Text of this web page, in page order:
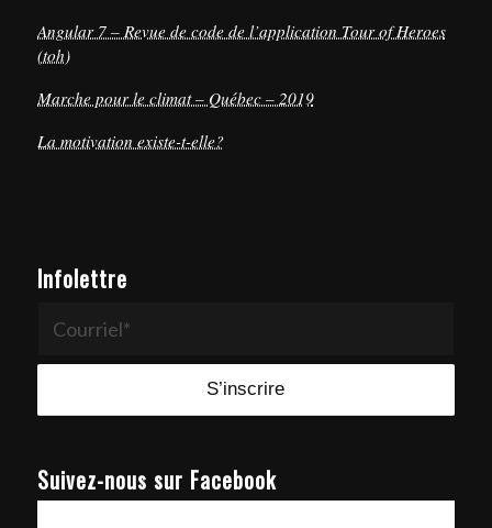
Angular 7 – Revue de code de l’application Tour of Heroes
(toh)
Marche pour le climat – Québec – 2019
La motivation existe-t-elle?
Infolettre
Suivez-nous sur Facebook